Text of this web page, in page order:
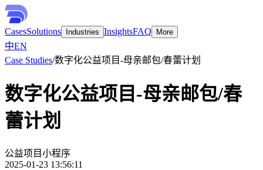
CasesSolutions Industries InsightsFAQ More
中EN
Case Studies/数字化公益项目-母亲邮包/春蕾计划
数字化公益项目-母亲邮包/春
蕾计划
公益项目小程序
2025-01-23 13:56:11